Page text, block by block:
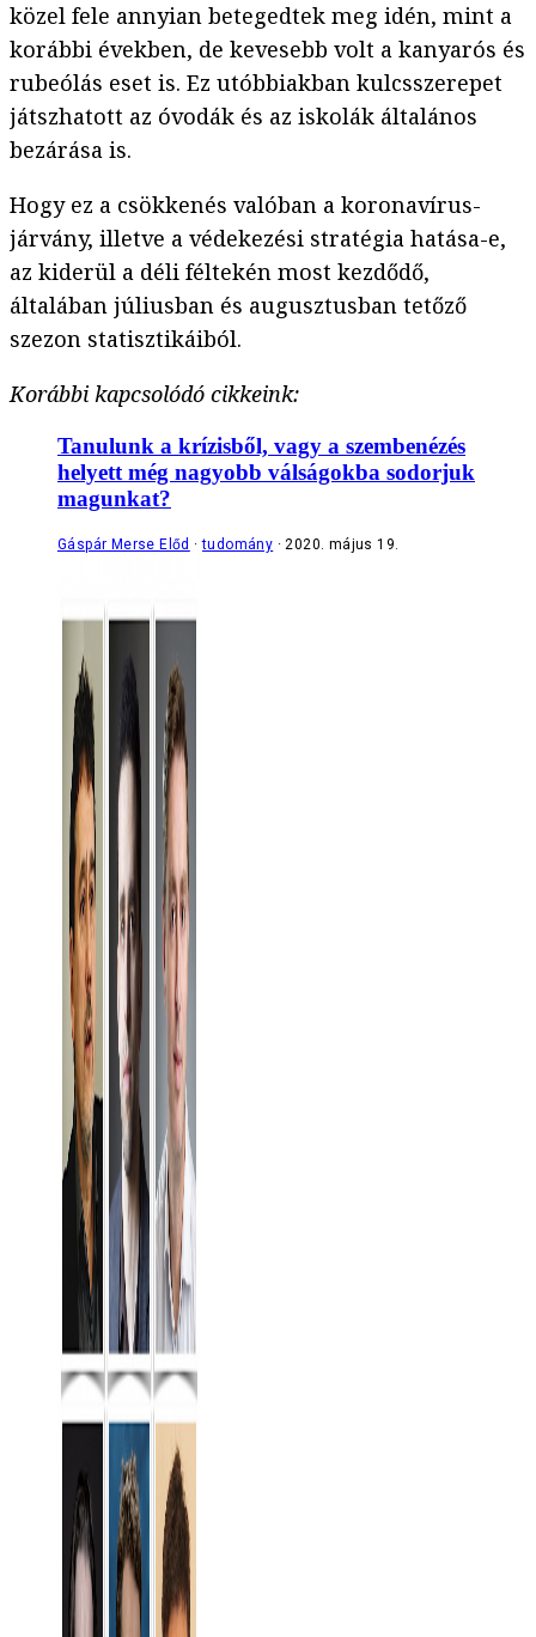
közel fele annyian betegedtek meg idén, mint a
korábbi években, de kevesebb volt a kanyarós és
rubeólás eset is. Ez utóbbiakban kulcsszerepet
játszhatott az óvodák és az iskolák általános
bezárása is.
Hogy ez a csökkenés valóban a koronavírus-
járvány, illetve a védekezési stratégia hatása-e,
az kiderül a déli féltekén most kezdődő,
általában júliusban és augusztusban tetőző
szezon statisztikáiból.
Korábbi kapcsolódó cikkeink:
Tanulunk a krízisből, vagy a szembenézés
helyett még nagyobb válságokba sodorjuk
magunkat?
Gáspár Merse Előd tudomány 2020. május 19.